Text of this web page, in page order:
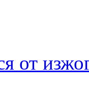
от